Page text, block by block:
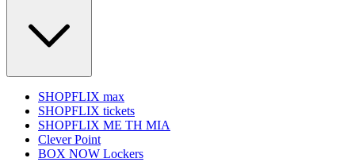
SHOPFLIX max
SHOPFLIX tickets
SHOPFLIX ΜΕ ΤΗ ΜΙΑ
Clever Point
BOX NOW Lockers